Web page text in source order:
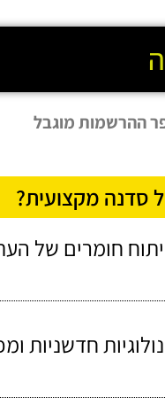
סדנה מקצועית?
חומרים של
חדשניות